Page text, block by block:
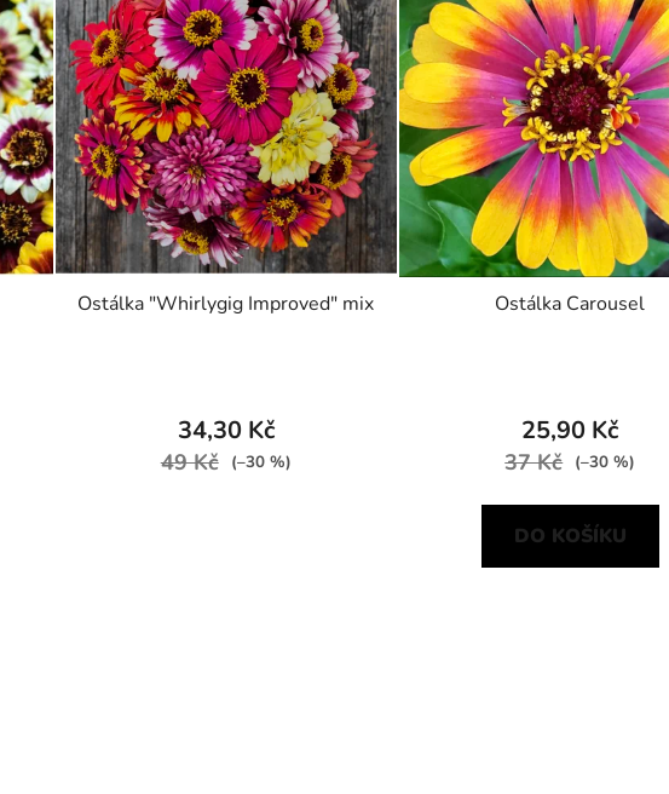
Ostálka "Whirlygig Improved" mix
34,30 Kč
49 Kč (–30 %)
Ostálka Carousel
25,90 Kč
37 Kč (–30 %)
DO KOŠÍKU